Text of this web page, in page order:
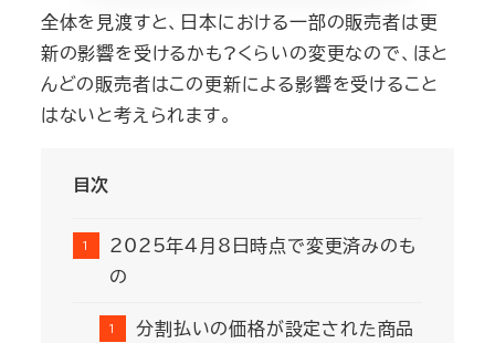
全体を見渡すと、日本における一部の販売者は更
新の影響を受けるかも?くらいの変更なので、ほと
んどの販売者はこの更新による影響を受けること
はないと考えられます。
目次
2025年4月8日時点で変更済みのも
の
分割払いの価格が設定された商品